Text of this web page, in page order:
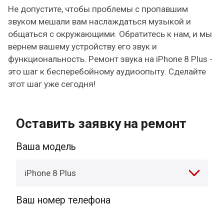
Не допустите, чтобы проблемы с пропавшим
звуком мешали вам наслаждаться музыкой и
общаться с окружающими. Обратитесь к нам, и мы
вернем вашему устройству его звук и
функциональность. Ремонт звука на iPhone 8 Plus -
это шаг к бесперебойному аудиоопыту. Сделайте
этот шаг уже сегодня!
Оставить заявку на ремонт
Ваша модель
iPhone 8 Plus
Ваш номер телефона